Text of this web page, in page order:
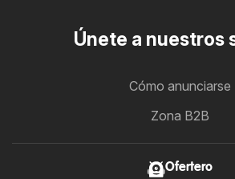
Únete a nuestros
Cómo anunciarse
Zona B2B
Ofertero